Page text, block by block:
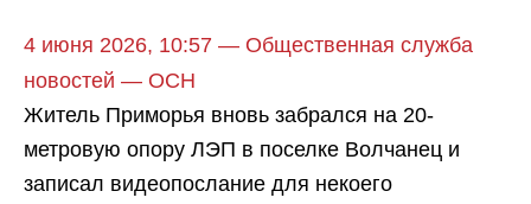
4 июня 2026, 10:57 — Общественная служба
новостей — ОСН
Житель Приморья вновь забрался на 20-
метровую опору ЛЭП в поселке Волчанец и
записал видеопослание для некоего